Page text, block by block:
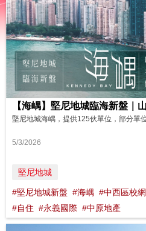
5/3/2026
堅尼地城
#堅尼地城新盤 #海嵎 #中西區校網
#自住 #永義國際 #中原地產